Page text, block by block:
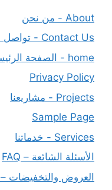
About - من نحن
Contact Us - تواصل معنا
home - الصفحة الرئيسية
Privacy Policy
Projects - مشاريعنا
Sample Page
Services - خدماتنا
الأسئلة الشائعة – FAQ
العروض والتخفيضات – Offers & Discounts